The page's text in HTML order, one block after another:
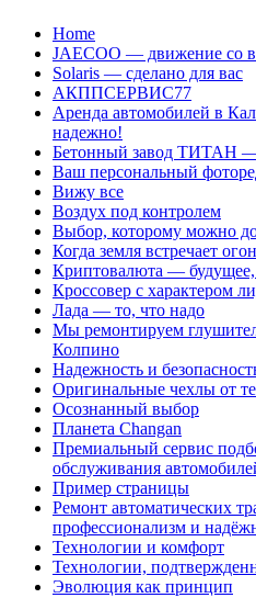
Перейти
содержанию
Home
JAECOO — движение со
Solaris — сделано для вас
АКППСЕРВИС77
Аренда автомобилей в
надежно!
Бетонный завод ТИТАН
Ваш персональный
Вижу все
Воздух под контролем
Выбор, которому можно
Когда земля встречает
Криптовалюта — будущее,
Кроссовер с характером
Лада — то, что надо
Мы ремонтируем
Колпино
Надежность и
Оригинальные чехлы от
Осознанный выбор
Планета Changan
Премиальный сервис
обслуживания
Пример страницы
Ремонт автоматических
профессионализм и
Технологии и комфорт
Технологии,
Эволюция как принцип